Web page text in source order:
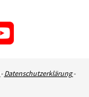
- Datenschutzerklärung-